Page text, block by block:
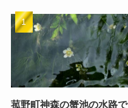
菰野町神森の蟹池の水路で